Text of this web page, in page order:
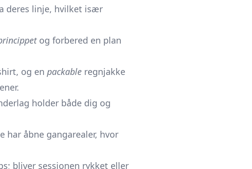
deres linje, hvilket især
og forbered en plan
og en packable regnjakke
holder både dig og
har åbne gangarealer, hvor
bliver sessionen rykket eller